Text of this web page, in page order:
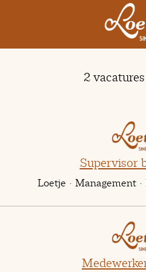
2 vacatures
Supervisor
Loetje · Management ·